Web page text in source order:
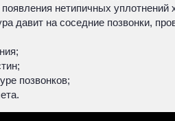
появления нетипичных
давит на соседние позвонки,
позвонков;